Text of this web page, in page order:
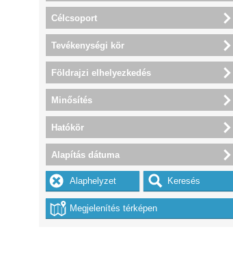
Célcsoport
Tevékenységi kör
Földrajzi elhelyezkedés
Minősítés
Hatókör
Alapítás dátuma